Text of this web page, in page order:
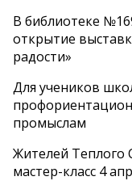
В библиотеке
открытие
радости»
Для учеников
промыслам
Жителей Теплого
мастер-класс 4